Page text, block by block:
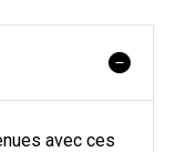
avec ces